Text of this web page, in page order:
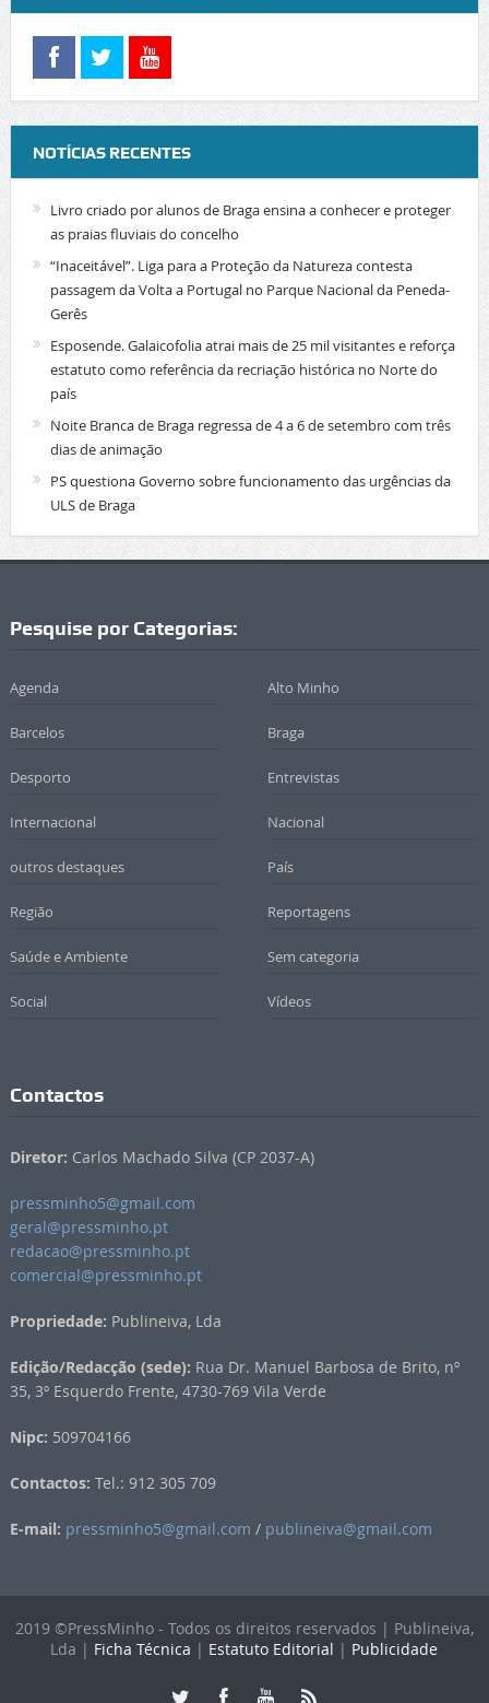
NOTÍCIAS RECENTES
Livro criado por alunos de Braga ensina a conhecer e proteger
as praias fluviais do concelho
“Inaceitável”. Liga para a Proteção da Natureza contesta
passagem da Volta a Portugal no Parque Nacional da Peneda-
Gerês
Esposende. Galaicofolia atrai mais de 25 mil visitantes e reforça
estatuto como referência da recriação histórica no Norte do
país
Noite Branca de Braga regressa de 4 a 6 de setembro com três
dias de animação
PS questiona Governo sobre funcionamento das urgências da
ULS de Braga
Pesquise por Categorias:
Agenda Alto Minho
Barcelos Braga
Desporto Entrevistas
Internacional Nacional
outros destaques País
Região Reportagens
Saúde e Ambiente Sem categoria
Social Vídeos
Contactos
Diretor: Carlos Machado Silva (CP 2037-A)
pressminho5@gmail.com
geral@pressminho.pt
redacao@pressminho.pt
comercial@pressminho.pt
Propriedade: Publineiva, Lda
Edição/Redacção (sede): Rua Dr. Manuel Barbosa de Brito, nº
35, 3º Esquerdo Frente, 4730-769 Vila Verde
Nipc: 509704166
Contactos: Tel.: 912 305 709
E-mail: pressminho5@gmail.com / publineiva@gmail.com
2019 ©PressMinho - Todos os direitos reservados | Publineiva,
Lda | Ficha Técnica | Estatuto Editorial | Publicidade